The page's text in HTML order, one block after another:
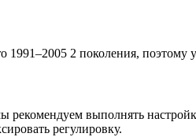
2 поколения, поэтому
выполнять
регулировку.